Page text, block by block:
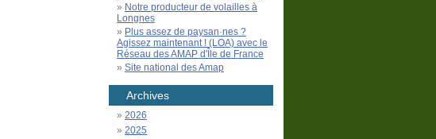
Notre producteur de volailles à
Longnes
Plus assez de paysan·nes ?
Agissez maintenant ! (LOA) avec le
Réseau des AMAP d'Île de France
Site national des Amap
Archives
2026
2025